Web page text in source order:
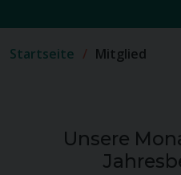
Startseite Mitglied
Unsere